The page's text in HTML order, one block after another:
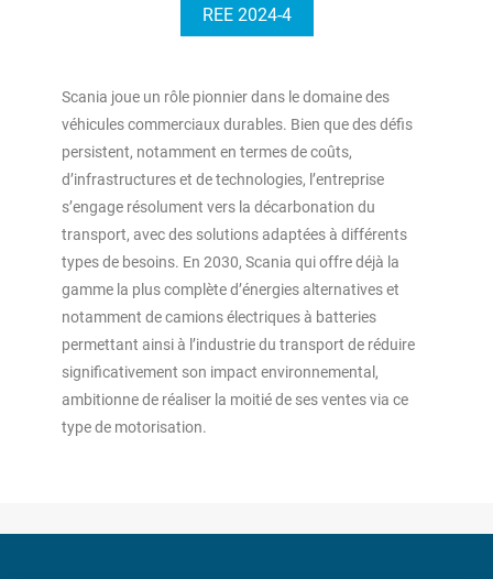
REE 2024-4
Scania joue un rôle pionnier dans le domaine des
véhicules commerciaux durables. Bien que des défis
persistent, notamment en termes de coûts,
d’infrastructures et de technologies, l’entreprise
s’engage résolument vers la décarbonation du
transport, avec des solutions adaptées à différents
types de besoins. En 2030, Scania qui offre déjà la
gamme la plus complète d’énergies alternatives et
notamment de camions électriques à batteries
permettant ainsi à l’industrie du transport de réduire
significativement son impact environnemental,
ambitionne de réaliser la moitié de ses ventes via ce
type de motorisation.